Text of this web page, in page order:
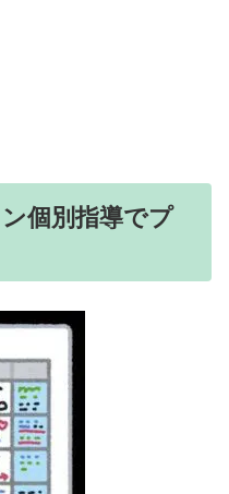
個別指導でプ